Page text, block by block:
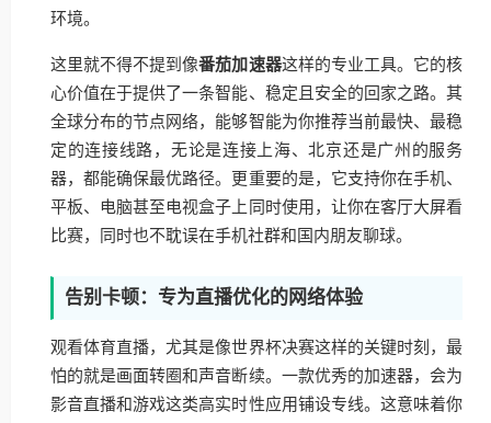
环境。
这里就不得不提到像番茄加速器这样的专业工具。它的核
心价值在于提供了一条智能、稳定且安全的回家之路。其
全球分布的节点网络，能够智能为你推荐当前最快、最稳
定的连接线路，无论是连接上海、北京还是广州的服务
器，都能确保最优路径。更重要的是，它支持你在手机、
平板、电脑甚至电视盒子上同时使用，让你在客厅大屏看
比赛，同时也不耽误在手机社群和国内朋友聊球。
告别卡顿：专为直播优化的网络体验
观看体育直播，尤其是像世界杯决赛这样的关键时刻，最
怕的就是画面转圈和声音断续。一款优秀的加速器，会为
影音直播和游戏这类高实时性应用铺设专线。这意味着你